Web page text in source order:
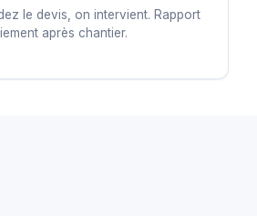
le devis, on intervient. Rapport
après chantier.